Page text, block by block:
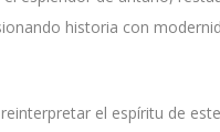
historia con
el espíritu de